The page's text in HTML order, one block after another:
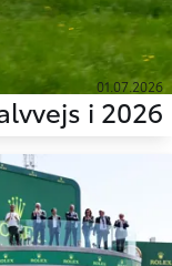
01.07.2026
i 2026